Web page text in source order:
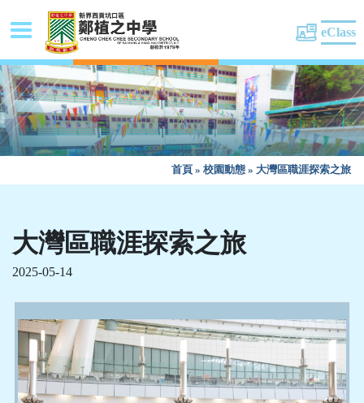
eClass
首頁 » 校園動態 » 大灣區職涯探索之旅
大灣區職涯探索之旅
2025-05-14